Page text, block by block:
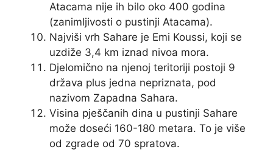
Atacama nije ih bilo oko 400 godina
(zanimljivosti o pustinji Atacama).
Najviši vrh Sahare je Emi Koussi, koji se
uzdiže 3,4 km iznad nivoa mora.
Djelomično na njenoj teritoriji postoji 9
država plus jedna nepriznata, pod
nazivom Zapadna Sahara.
Visina pješčanih dina u pustinji Sahare
može doseći 160-180 metara. To je više
od zgrade od 70 spratova.